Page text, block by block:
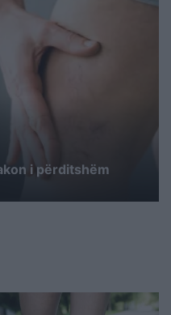
i përditshëm